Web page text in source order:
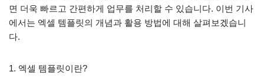
면 더욱 빠르고 간편하게 업무를 처리할 수 있습니다. 이번 기사
에서는 엑셀 템플릿의 개념과 활용 방법에 대해 살펴보겠습니
다.
1. 엑셀 템플릿이란?